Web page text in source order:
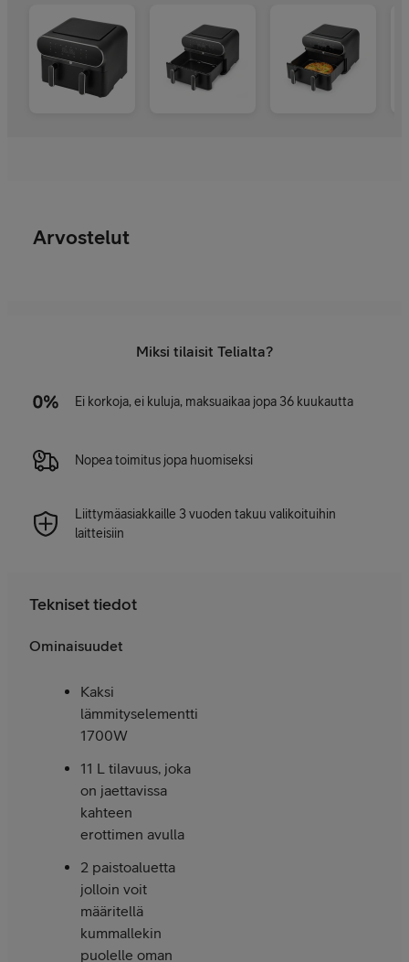
Arvostelut
Miksi tilaisit Telialta?
Ei korkoja, ei kuluja, maksuaikaa jopa 36 kuukautta
Nopea toimitus jopa huomiseksi
Liittymäasiakkaille 3 vuoden takuu valikoituihin
laitteisiin
Tekniset tiedot
Ominaisuudet
Kaksi
lämmityselementtiä
1700W
11 L tilavuus, joka
on jaettavissa
kahteen
erottimen avulla
2 paistoaluetta
jolloin voit
määritellä
kummallekin
puolelle oman